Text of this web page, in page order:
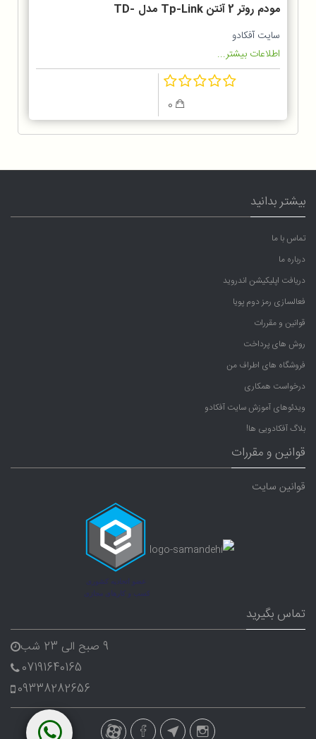
مودم روتر 2 آنتن Tp-Link مدل TD-
W8961N
سایت آفکادو
اطلاعات بیشتر...
بیشتر بدانید
تماس با ما
درباره ما
دریافت اپلیکیشن اندروید
فعالسازی رمز دوم پویا
قوانین و مقررات
روش های پرداخت
فروشگاه های اطراف من
درخواست همکاری
ویدئوهای آموزش سایت آفکادو
بلاگ آفکادویی ها!
قوانین و مقررات
قوانین سایت
تماس بگیرید
9 صبح الی 23 شب
07191640165
09338282656